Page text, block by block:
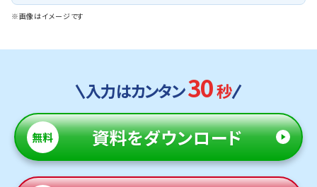
※画像はイメージです
入力はカンタン30秒
無料 資料をダウンロード